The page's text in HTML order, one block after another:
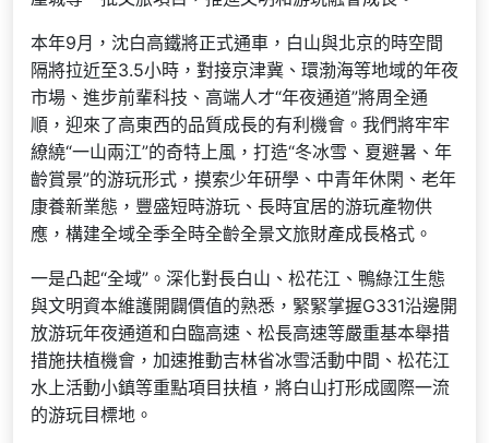
本年9月，沈白高鐵將正式通車，白山與北京的時空間
隔將拉近至3.5小時，對接京津冀、環渤海等地域的年夜
市場、進步前輩科技、高端人才“年夜通道”將周全通
順，迎來了高東西的品質成長的有利機會。我們將牢牢
繚繞“一山兩江”的奇特上風，打造“冬冰雪、夏避暑、年
齡賞景”的游玩形式，摸索少年研學、中青年休閑、老年
康養新業態，豐盛短時游玩、長時宜居的游玩產物供
應，構建全域全季全時全齡全景文旅財產成長格式。
一是凸起“全域”。深化對長白山、松花江、鴨綠江生態
與文明資本維護開闢價值的熟悉，緊緊掌握G331沿邊開
放游玩年夜通道和白臨高速、松長高速等嚴重基本舉措
措施扶植機會，加速推動吉林省冰雪活動中間、松花江
水上活動小鎮等重點項目扶植，將白山打形成國際一流
的游玩目標地。